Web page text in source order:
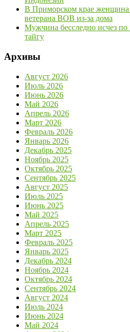
В Приморском крае женщина
ветерана ВОВ из-за дома
Мужчина бесследно исчез по
тайгу
Архивы
Август 2026
Июль 2026
Июнь 2026
Май 2026
Апрель 2026
Март 2026
Февраль 2026
Январь 2026
Декабрь 2025
Ноябрь 2025
Октябрь 2025
Сентябрь 2025
Август 2025
Июль 2025
Июнь 2025
Май 2025
Апрель 2025
Март 2025
Февраль 2025
Январь 2025
Декабрь 2024
Ноябрь 2024
Октябрь 2024
Сентябрь 2024
Август 2024
Июль 2024
Июнь 2024
Май 2024